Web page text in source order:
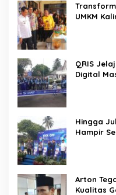
UMKM
QRIS
Digital
Hingga
Hampir
Arton
Kualitas